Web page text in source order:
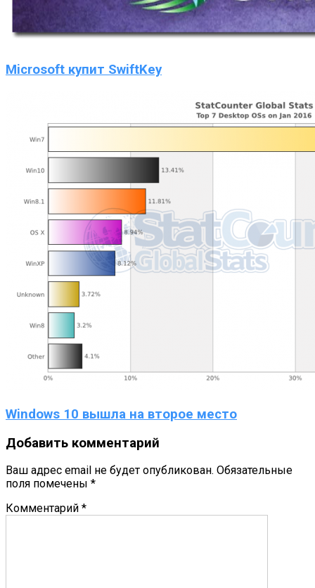
Microsoft купит SwiftKey
Windows 10 вышла на второе место
Добавить комментарий
Ваш адрес email не будет опубликован. Обязательные
поля помечены *
Комментарий *